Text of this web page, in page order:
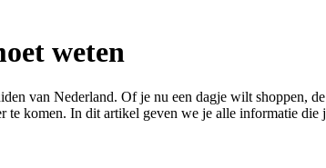
weten
van Nederland. Of je nu een dagje wilt shoppen,
komen. In dit artikel geven we je alle informatie